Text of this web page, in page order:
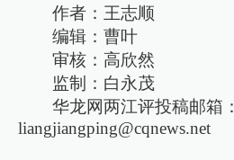
作者：王志顺
编辑：曹叶
审核：高欣然
监制：白永茂
华龙网两江评投稿邮箱：
liangjiangping@cqnews.net